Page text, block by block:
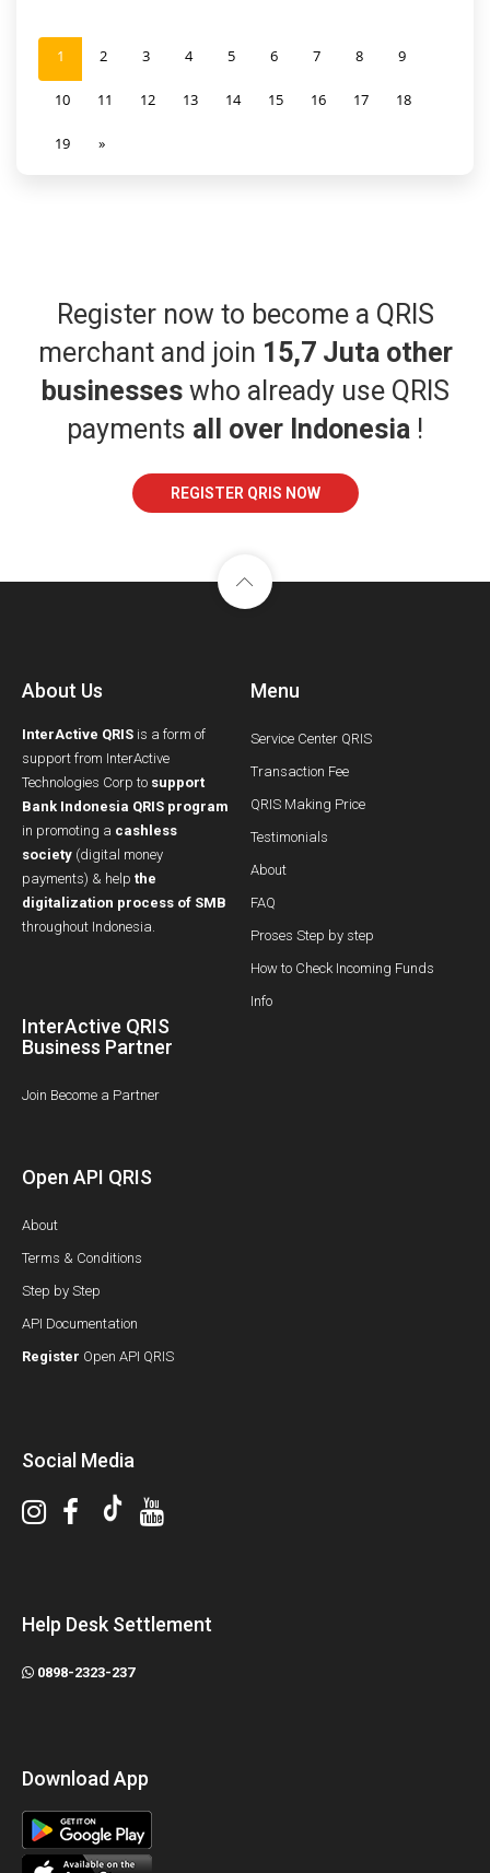
1 2 3 4 5 6 7 8 9
10 11 12 13 14 15 16 17 18
19 »
Register now to become a QRIS
merchant and join 15,7 Juta other
businesseswho already use QRIS
payments all over Indonesia !
REGISTER QRIS NOW
About Us
InterActive QRIS is a form of
support from InterActive
Technologies Corp to support
Bank Indonesia QRIS program
in promoting a cashless
society (digital money
payments) & help the
digitalization process of SMB
throughout Indonesia.
InterActive QRIS
Business Partner
Join Become a Partner
Menu
Service Center QRIS
Transaction Fee
QRIS Making Price
Testimonials
About
FAQ
Proses Step by step
How to Check Incoming Funds
Info
Open API QRIS
About
Terms & Conditions
Step by Step
API Documentation
Register Open API QRIS
Social Media
Help Desk Settlement
0898-2323-237
Download App